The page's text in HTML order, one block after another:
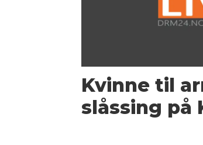
Kvinne til
slåssing på